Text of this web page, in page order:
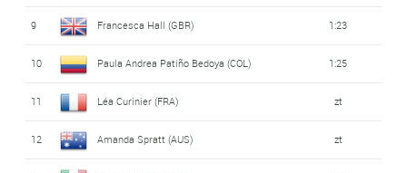
9 Francesca Hall (GBR) 1:23
10 Paula Andrea Patiño Bedoya (COL) 1:25
11 Léa Curinier (FRA) zt
12 Amanda Spratt (AUS) zt